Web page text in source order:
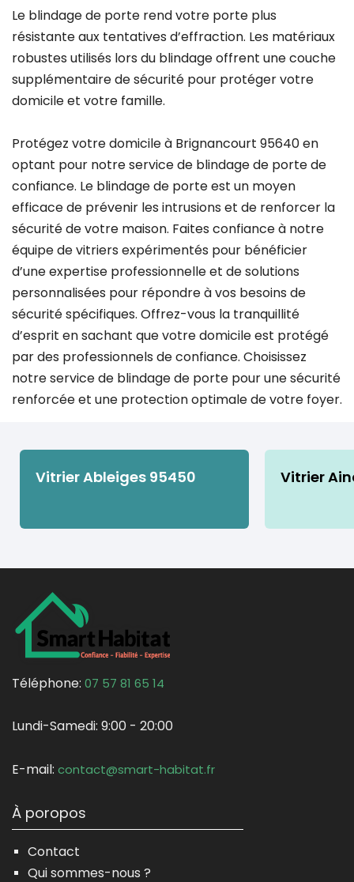
Le blindage de porte rend votre porte plus
résistante aux tentatives d’effraction. Les matériaux
robustes utilisés lors du blindage offrent une couche
supplémentaire de sécurité pour protéger votre
domicile et votre famille.
Protégez votre domicile à Brignancourt 95640 en
optant pour notre service de blindage de porte de
confiance. Le blindage de porte est un moyen
efficace de prévenir les intrusions et de renforcer la
sécurité de votre maison. Faites confiance à notre
équipe de vitriers expérimentés pour bénéficier
d’une expertise professionnelle et de solutions
personnalisées pour répondre à vos besoins de
sécurité spécifiques. Offrez-vous la tranquillité
d’esprit en sachant que votre domicile est protégé
par des professionnels de confiance. Choisissez
notre service de blindage de porte pour une sécurité
renforcée et une protection optimale de votre foyer.
Vitrier Ableiges 95450 Vitrier
Téléphone: 07 57 81 65 14
Lundi-Samedi: 9:00 - 20:00
E-mail: contact@smart-habitat.fr
À poropos
Contact
Qui sommes-nous ?